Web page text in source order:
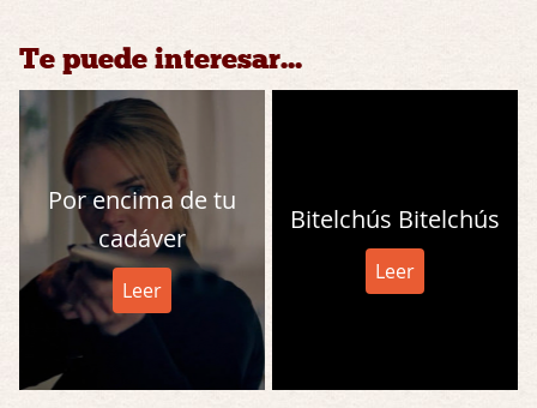
Te puede interesar...
Por encima de tu
cadáver
Leer
Bitelchús Bitelchús
Leer